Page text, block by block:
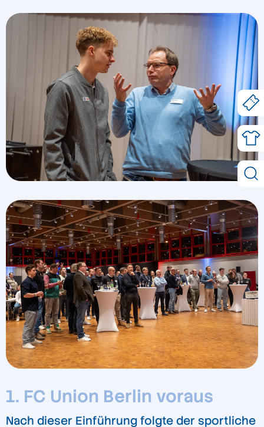
1. FC Union Berlin voraus
Nach dieser Einführung folgte der sportliche